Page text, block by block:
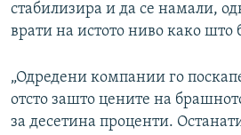
стабилизира и да се намали,
врати на истото ниво како што
„Одредени компании го
отсто зашто цените на
за десетина проценти.